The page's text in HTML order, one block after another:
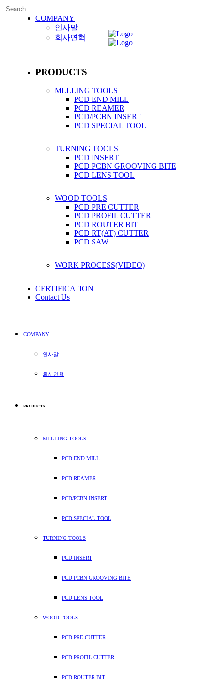
COMPANY
인사말
회사연혁
PRODUCTS
MLLLING TOOLS
PCD END MILL
PCD REAMER
PCD/PCBN INSERT
PCD SPECIAL TOOL
TURNING TOOLS
PCD INSERT
PCD PCBN GROOVING BITE
PCD LENS TOOL
WOOD TOOLS
PCD PRE CUTTER
PCD PROFIL CUTTER
PCD ROUTER BIT
PCD RT(AT) CUTTER
PCD SAW
WORK PROCESS(VIDEO)
CERTIFICATION
Contact Us
COMPANY
인사말
회사연혁
PRODUCTS
MLLLING TOOLS
PCD END MILL
PCD REAMER
PCD/PCBN INSERT
PCD SPECIAL TOOL
TURNING TOOLS
PCD INSERT
PCD PCBN GROOVING BITE
PCD LENS TOOL
WOOD TOOLS
PCD PRE CUTTER
PCD PROFIL CUTTER
PCD ROUTER BIT